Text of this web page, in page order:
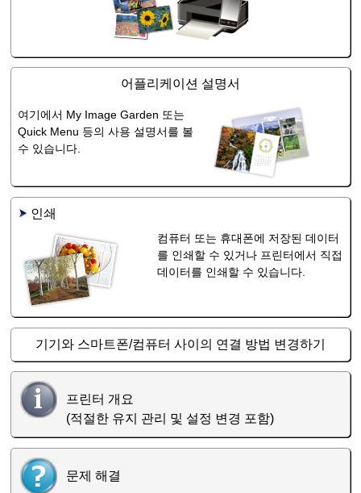
어플리케이션 설명서
여기에서 My Image Garden 또는
Quick Menu 등의 사용 설명서를 볼
수 있습니다.
인쇄
컴퓨터 또는 휴대폰에 저장된 데이터
를 인쇄할 수 있거나 프린터에서 직접
데이터를 인쇄할 수 있습니다.
기기와 스마트폰/컴퓨터 사이의 연결 방법 변경하기
프린터 개요
(적절한 유지 관리 및 설정 변경 포함)
문제 해결